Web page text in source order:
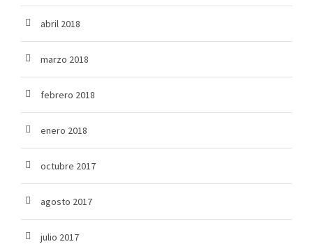
abril 2018
marzo 2018
febrero 2018
enero 2018
octubre 2017
agosto 2017
julio 2017